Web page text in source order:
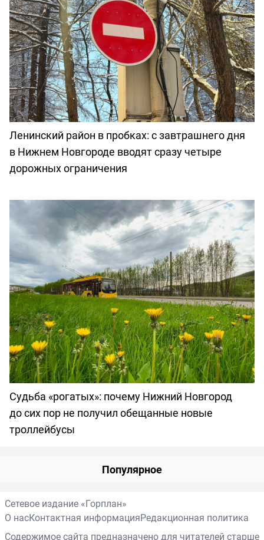
Ленинский район в пробках: с завтрашнего дня
в Нижнем Новгороде вводят сразу четыре
дорожных ограничения
Судьба «рогатых»: почему Нижний Новгород
до сих пор не получил обещанные новые
троллейбусы
Популярное
Сетевое издание «Горплан»
О насКонтактная информацияРедакционная политика
Содержимое сайта предназначено для читателей старше